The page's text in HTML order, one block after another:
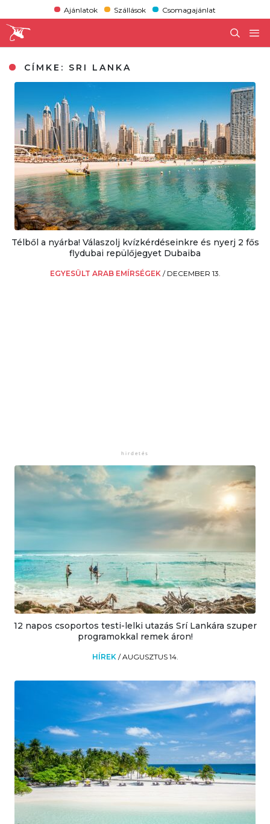
Ajánlatok Szállások Csomagajánlat
CÍMKE: SRI LANKA
Télből a nyárba! Válaszolj kvízkérdéseinkre és nyerj 2 fős
flydubai repülőjegyet Dubaiba
EGYESÜLT ARAB EMÍRSÉGEK / DECEMBER 13.
12 napos csoportos testi-lelki utazás Srí Lankára szuper
programokkal remek áron!
HÍREK /AUGUSZTUS 14.